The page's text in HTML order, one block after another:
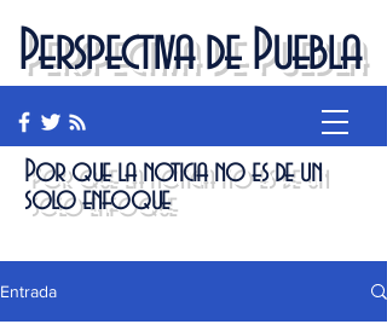
Perspectiva de Puebla
Por que la noticia no es de un
solo enfoque
Entrada